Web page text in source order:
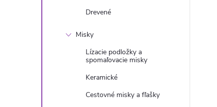
Drevené
Misky
Lízacie podložky a
spomaľovacie misky
Keramické
Cestovné misky a fľašky